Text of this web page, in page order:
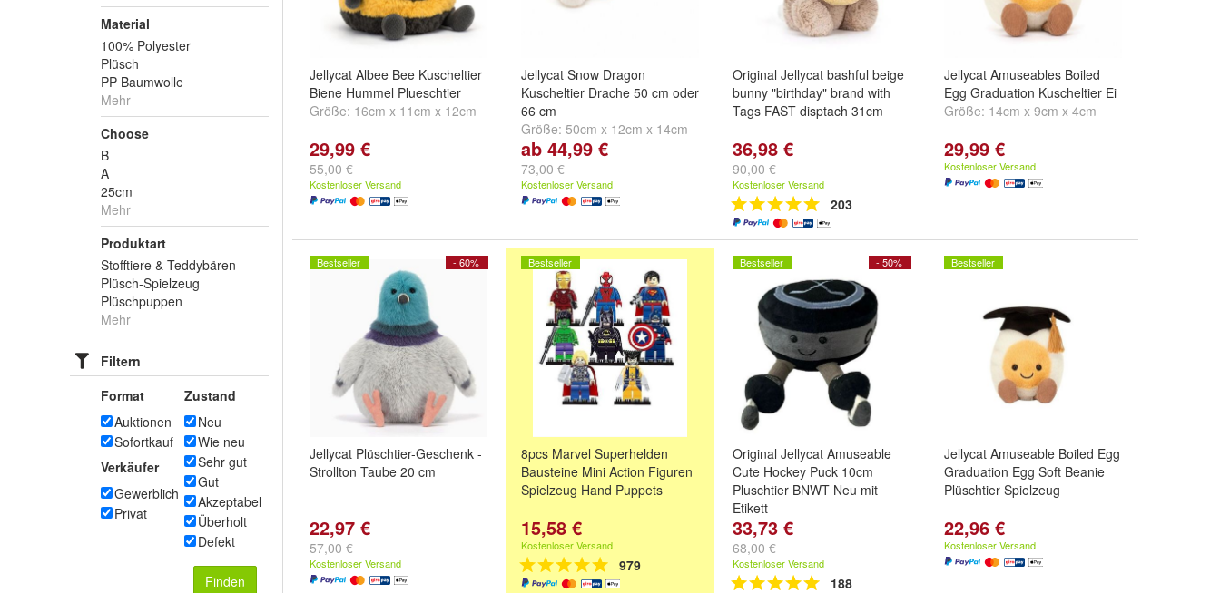
Material
100% Polyester
Plüsch
PP Baumwolle
Mehr
Choose
B
A
25cm
Mehr
Produktart
Stofftiere & Teddybären
Plüsch-Spielzeug
Plüschpuppen
Mehr
Filtern
Format
Auktionen
Sofortkauf
Verkäufer
Gewerblich
Privat
Zustand
Neu
Wie neu
Sehr gut
Gut
Akzeptabel
Überholt
Defekt
Finden
Jellycat Albee Bee Kuscheltier
Biene Hummel Plueschtier
Größe: 16cm x 11cm x 12cm
29,99 €
55,00 €
Kostenloser Versand
Jellycat Snow Dragon
Kuscheltier Drache 50 cm oder
66 cm
Größe: 50cm x 12cm x 14cm
und 66cm x 19cm x 20cm
ab 44,99 €
73,00 €
Kostenloser Versand
Original Jellycat bashful beige
bunny "birthday" brand with
Tags FAST disptach 31cm
36,98 €
90,00 €
Kostenloser Versand
203
Jellycat Amuseables Boiled
Egg Graduation Kuscheltier Ei
Größe: 14cm x 9cm x 4cm
29,99 €
Kostenloser Versand
- 60%
Bestseller
Jellycat Plüschtier-Geschenk -
Strollton Taube 20 cm
22,97 €
57,00 €
Kostenloser Versand
Bestseller
8pcs Marvel Superhelden
Bausteine Mini Action Figuren
Spielzeug Hand Puppets
15,58 €
Kostenloser Versand
979
- 50%
Bestseller
Original Jellycat Amuseable
Cute Hockey Puck 10cm
Pluschtier BNWT Neu mit
Etikett
33,73 €
68,00 €
Kostenloser Versand
188
Bestseller
Jellycat Amuseable Boiled Egg
Graduation Egg Soft Beanie
Plüschtier Spielzeug
22,96 €
Kostenloser Versand